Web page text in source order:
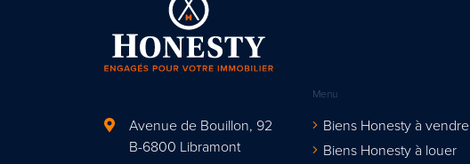
Avenue de Bouillon, 92
B-6800 Libramont
Menu
Biens Honesty à vendre
Biens Honesty à louer